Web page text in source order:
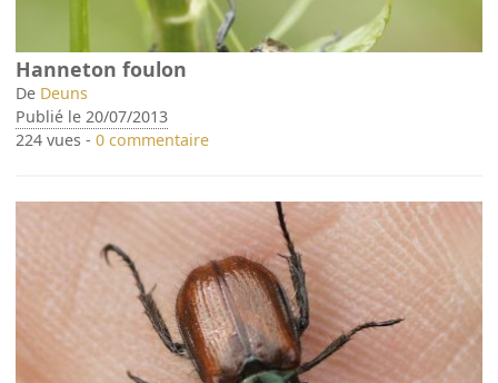
Hanneton foulon
De Deuns
Publié le 20/07/2013
224 vues -0 commentaire